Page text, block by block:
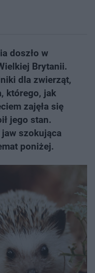
doszło w
Brytanii.
dla zwierząt,
którego, jak
zajęła się
jego stan.
jaw szokująca
poniżej.